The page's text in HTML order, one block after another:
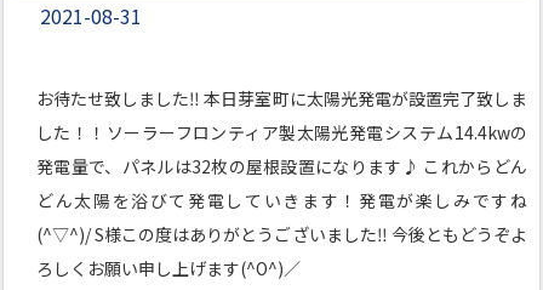
2021-08-31
お待たせ致しました‼ 本日芽室町に太陽光発電が設置完了致しま
した！！ソーラーフロンティア製太陽光発電システム14.4kwの
発電量で、パネルは32枚の屋根設置になります♪ これからどん
どん太陽を浴びて発電していきます！発電が楽しみですね
(^▽^)/ S様この度はありがとうございました‼ 今後ともどうぞよ
ろしくお願い申し上げます(^O^)／